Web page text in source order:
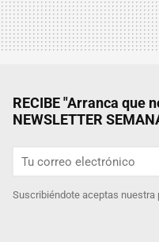
RECIBE "Arranca que
NEWSLETTER
Suscribiéndote aceptas nuestra